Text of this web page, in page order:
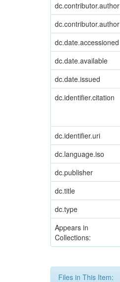
dc.contributor.author
dc.contributor.author
dc.date.accessioned
dc.date.available
dc.date.issued
dc.identifier.citation
dc.identifier.uri
dc.language.iso
dc.publisher
dc.title
dc.type
Appears in
Collections:
Files in This Item: